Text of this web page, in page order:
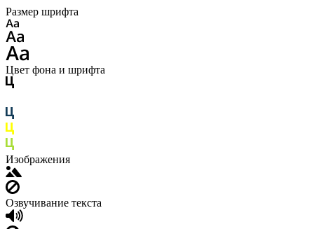
Размер шрифта
Цвет фона и шрифта
Изображения
Озвучивание текста